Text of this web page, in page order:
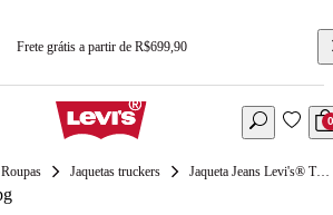
Frete grátis a partir de R$699,90
0
Roupas Jaquetas truckers Jaqueta Jeans Levi's® Trucker Blue Lace Up Lavagem Clara